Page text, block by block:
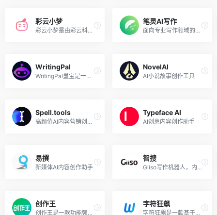
彩云小梦
彩云小梦是由彩云科技（彩云天气和彩云小译背后的团队）推出的一个智能写作AI助手，你只需提供一个开头，AI 就会帮你创作故事。你可以自由定义故事的背景和世界设定，并扮演其中的角色，与其他角色聊天。
笔灵AI写作
面向专业写作领域的AI写作工具
WritingPal
WritingPal墨宝是一款专为留学生设计的高质量英文写作AI助手，由哈佛大学创新实验室孵化，并由一支经验丰富的团队开发。该AI文书写作助手旨在帮助留学生群体轻松应对各种英文写作挑战，包括但不限于留学申请文书、求职简历、工作申请以及学术作业等。
NovelAI
AI小说故事创作工具
Spell.tools
高颜值AI内容营销创作工具
Typeface AI
AI创意内容创作助手
易撰
新媒体AI内容创作助手
智搜
Giiso写作机器人，内容创作AI辅助工具
创作王
创作王是一款功能强大的AI智能软件，具有智能回答、创作、编写、翻译、写代码等多种功能，可以满足用户生活和工作的多方面需求。该应用程序采用AI技术，内置ChatGPT，具有智能化的聊天服务，能够帮助用户快速完成文字创作、翻译等任务，提高创作效率。
字符狂飙
字符狂飙是一款基于AI技术的全方位文档生成工具，能够帮助您快速生成各类专业文档。与传统的文档生成工具相比，字符狂飙更加快速、简便，让您节省时间和精力，专注于更重要的事情。从文案编辑到创意内容，从Email自动生成到公司运营，它都能满足您的各种需求。